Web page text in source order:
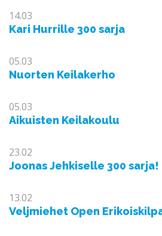
14.03
Kari Hurrille 300 sarja
05.03
Nuorten Keilakerho
05.03
Aikuisten Keilakoulu
23.02
Joonas Jehkiselle 300 sarja!
13.02
Veljmiehet Open